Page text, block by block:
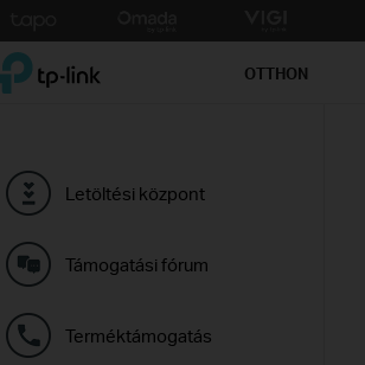
TP-Link, Reliably Smart OTTHON
Letöltési központ
Támogatási fórum
Terméktámogatás